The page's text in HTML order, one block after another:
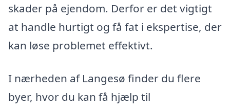
skader på ejendom. Derfor er det vigtigt
at handle hurtigt og få fat i ekspertise, der
kan løse problemet effektivt.
I nærheden af Langesø finder du flere
byer, hvor du kan få hjælp til